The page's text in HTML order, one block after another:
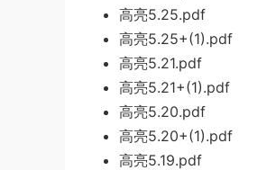
高亮5.25.pdf
高亮5.25+(1).pdf
高亮5.21.pdf
高亮5.21+(1).pdf
高亮5.20.pdf
高亮5.20+(1).pdf
高亮5.19.pdf